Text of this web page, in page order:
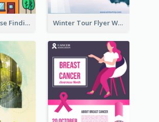
Graphic House Finding Flyer In Warm Colour Tone Winter Tour Flyer With Photo Of Snow Mountain